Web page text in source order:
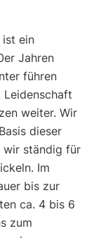
ist ein
Jahren
führen
weiter. Wir
dieser
wir ständig für
Im
bis zur
ca. 4 bis 6
zum